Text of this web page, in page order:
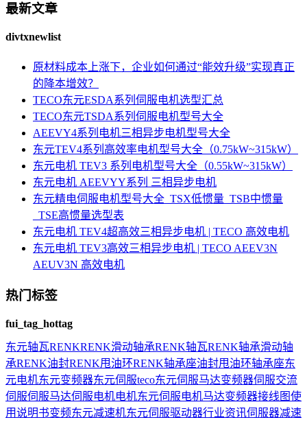
最新文章
divtxnewlist
原材料成本上涨下，企业如何通过“能效升级”实现真正
的降本增效？
TECO东元ESDA系列伺服电机选型汇总
TECO东元TSDA系列伺服电机型号大全
AEEVY4系列电机三相异步电机型号大全
东元TEV4系列高效率电机型号大全（0.75kW~315kW）
东元电机 TEV3 系列电机型号大全（0.55kW~315kW）
东元电机 AEEVYY系列 三相异步电机
东元精电伺服电机型号大全_TSX低惯量_TSB中惯量
_TSE高惯量选型表
东元电机 TEV4超高效三相异步电机 | TECO 高效电机
东元电机 TEV3高效三相异步电机 | TECO AEEV3N
AEUV3N 高效电机
热门标签
fui_tag_hottag
东元轴瓦RENKRENK滑动轴承RENK轴瓦RENK轴承滑动轴
承RENK油封RENK甩油环RENK轴承座油封甩油环轴承座东
元电机东元变频器东元伺服teco东元伺服马达变频器伺服交流
伺服伺服马达伺服电机电机东元伺服电机马达变频器接线图使
用说明书变频东元减速机东元伺服驱动器行业资讯伺服器减速